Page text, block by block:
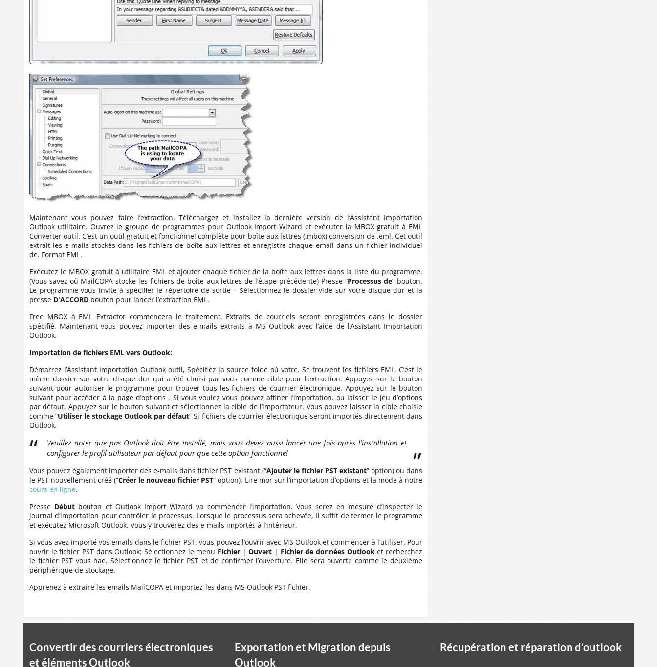
Maintenant vous pouvez faire l’extraction. Téléchargez et installez la dernière version de l’Assistant Importation
Outlook utilitaire. Ouvrez le groupe de programmes pour Outlook Import Wizard et exécuter la MBOX gratuit à EML
Converter outil. C’est un outil gratuit et fonctionnel complète pour boîte aux lettres (.mbox) conversion de .eml. Cet outil
extrait les e-mails stockés dans les fichiers de boîte aux lettres et enregistre chaque email dans un fichier individuel
de. Format EML.
Exécutez le MBOX gratuit à utilitaire EML et ajouter chaque fichier de la boîte aux lettres dans la liste du programme.
(Vous savez où MailCOPA stocke les fichiers de boîte aux lettres de l’étape précédente) Presse “Processus de” bouton.
Le programme vous invite à spécifier le répertoire de sortie – Sélectionnez le dossier vide sur votre disque dur et la
presse D'ACCORD bouton pour lancer l’extraction EML.
Free MBOX à EML Extractor commencera le traitement. Extraits de courriels seront enregistrées dans le dossier
spécifié. Maintenant vous pouvez importer des e-mails extraits à MS Outlook avec l’aide de l’Assistant Importation
Outlook.
Importation de fichiers EML vers Outlook:
Démarrez l’Assistant Importation Outlook outil, Spécifiez la source folde où votre. Se trouvent les fichiers EML. C’est le
même dossier sur votre disque dur qui a été choisi par vous comme cible pour l’extraction. Appuyez sur le bouton
suivant pour autoriser le programme pour trouver tous les fichiers de courrier électronique. Appuyez sur le bouton
suivant pour accéder à la page d’options . Si vous voulez vous pouvez affiner l’importation, ou laisser le jeu d’options
par défaut. Appuyez sur le bouton suivant et sélectionnez la cible de l’importateur. Vous pouvez laisser la cible choisie
comme “Utiliser le stockage Outlook par défaut” Si fichiers de courrier électronique seront importés directement dans
Outlook.
Veuillez noter que pas Outlook doit être installé, mais vous devez aussi lancer une fois après l’installation et
configurer le profil utilisateur par défaut pour que cette option fonctionne!
Vous pouvez également importer des e-mails dans fichier PST existant (“Ajouter le fichier PST existant” option) ou dans
le PST nouvellement créé (“Créer le nouveau fichier PST” option). Lire mor sur l’importation d’options et la mode à notre
cours en ligne.
Presse Début bouton et Outlook Import Wizard va commencer l’importation. Vous serez en mesure d’inspecter le
journal d’importation pour contrôler le processus. Lorsque le processus sera achevée, Il suffit de fermer le programme
et exécutez Microsoft Outlook. Vous y trouverez des e-mails importés à l’intérieur.
Si vous avez importé vos emails dans le fichier PST, vous pouvez l’ouvrir avec MS Outlook et commencer à l’utiliser. Pour
ouvrir le fichier PST dans Outlook: Sélectionnez le menu Fichier |Ouvert | Fichier de données Outlooket recherchez
le fichier PST vous hae. Sélectionnez le fichier PST et de confirmer l’ouverture. Elle sera ouverte comme le deuxième
périphérique de stockage.
Apprenez à extraire les emails MailCOPA et importez-les dans MS Outlook PST fichier.
Convertir des courriers électroniques
et éléments Outlook
Exportation et Migration depuis
Outlook
Récupération et réparation d’outlook